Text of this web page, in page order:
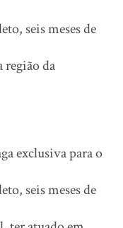
seis meses de
da
exclusiva para o
seis meses de